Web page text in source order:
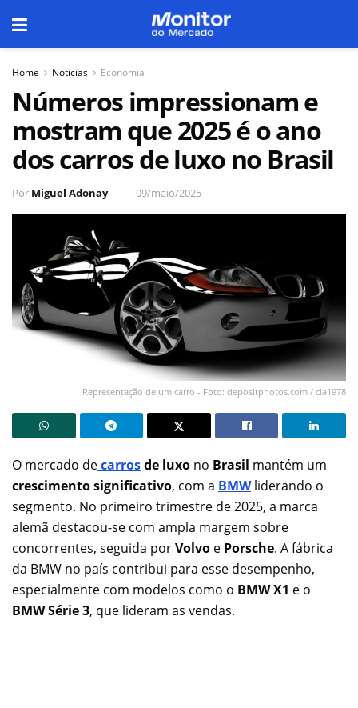
Home Notícias Economia
Números impressionam e
mostram que 2025 é o ano
dos carros de luxo no Brasil
Por Miguel Adonay 09/maio/2025
Representação de um carro - Foto: depositphotos.com / cla1978
O mercado decarrosde luxo no Brasil mantém um
crescimento significativo, com a BMWliderando o
segmento. No primeiro trimestre de 2025, a marca
alemã destacou-se com ampla margem sobre
concorrentes, seguida porVolvo e Porsche. A fábrica
da BMW no país contribui para esse desempenho,
especialmente com modelos como o BMW X1 e o
BMW Série 3, que lideram as vendas.